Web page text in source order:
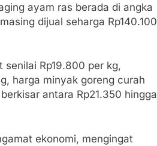
ayam ras berada di angka
dijual seharga Rp140.100
Rp19.800 per kg,
harga minyak goreng curah
antara Rp21.350 hingga
ekonomi, mengingat